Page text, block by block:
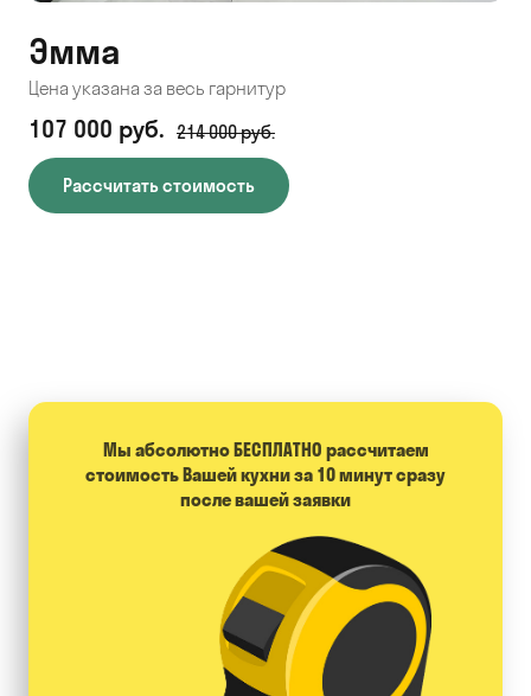
Эмма
Цена указана за весь гарнитур
107 000 руб. 214 000 руб.
Рассчитать стоимость
Мы абсолютно БЕСПЛАТНО расcчитаем
стоимость Вашей кухни за 10 минут сразу
после вашей заявки